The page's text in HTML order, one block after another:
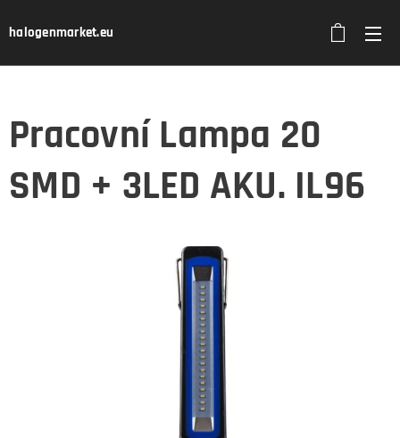
halogenmarket.eu
Pracovní Lampa 20
SMD + 3LED AKU. IL96